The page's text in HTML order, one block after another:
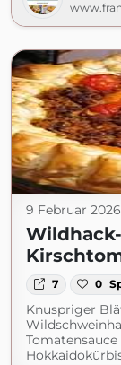
9 Februar 2026
7 0
Knuspriger